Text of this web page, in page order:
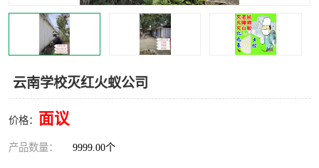
云南学校灭红火蚁公司
价格： 面议
产品数量： 9999.00个